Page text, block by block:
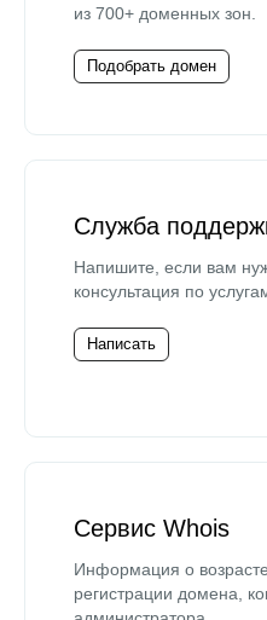
из 700+ доменных зон.
Подобрать домен
Служба
Напишите, если вам
консультация по
Написать
Сервис Whois
Информация о
регистрации домена,